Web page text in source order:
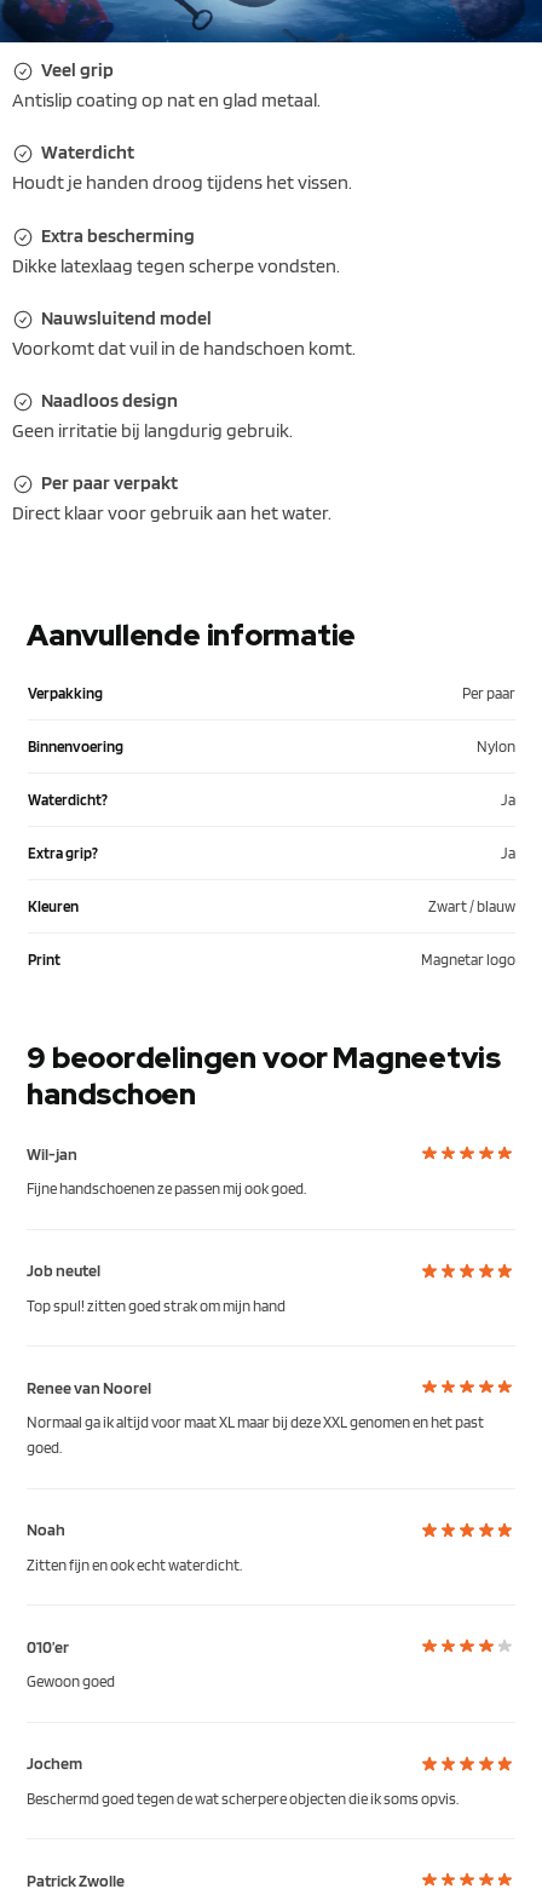
Veel grip
Antislip coating op nat en glad metaal.
Waterdicht
Houdt je handen droog tijdens het vissen.
Extra bescherming
Dikke latexlaag tegen scherpe vondsten.
Nauwsluitend model
Voorkomt dat vuil in de handschoen komt.
Naadloos design
Geen irritatie bij langdurig gebruik.
Per paar verpakt
Direct klaar voor gebruik aan het water.
Aanvullende informatie
Verpakking Per paar
Binnenvoering Nylon
Waterdicht? Ja
Extra grip? Ja
Kleuren Zwart / blauw
Print Magnetar logo
9 beoordelingen voorMagneetvis
handschoen
Wil-jan
Fijne handschoenen ze passen mij ook goed.
Job neutel
Top spul! zitten goed strak om mijn hand
Renee van Noorel
Normaal ga ik altijd voor maat XL maar bij deze XXL genomen en het past
goed.
Noah
Zitten fijn en ook echt waterdicht.
010’er
Gewoon goed
Jochem
Beschermd goed tegen de wat scherpere objecten die ik soms opvis.
Patrick Zwolle